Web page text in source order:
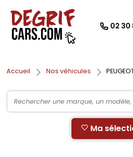
02 30
Accueil Nos véhicules
Ma